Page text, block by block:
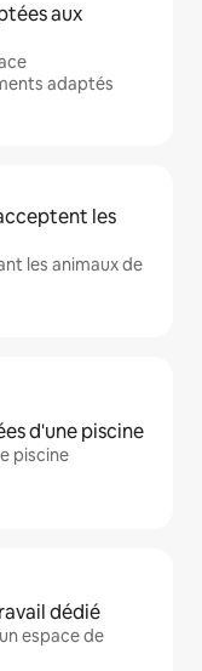
aux
adaptés
les
les animaux de
d'une piscine
piscine
dédié
espace de